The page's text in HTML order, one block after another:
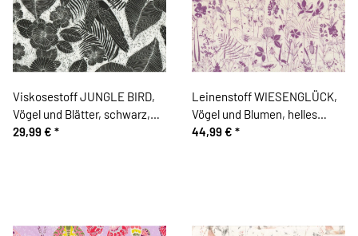
Viskosestoff JUNGLE BIRD,
Vögel und Blätter, schwarz,
Hilco
29,99 € *
Leinenstoff WIESENGLÜCK,
Vögel und Blumen, helles
aubergine, Acufactum
44,99 € *